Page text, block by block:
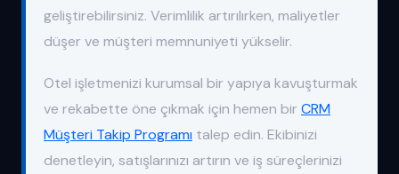
geliştirebilirsiniz. Verimlilik artırılırken, maliyetler
düşer ve müşteri memnuniyeti yükselir.
Otel işletmenizi kurumsal bir yapıya kavuşturmak
ve rekabette öne çıkmak için hemen bir CRM
Müşteri Takip Programı talep edin. Ekibinizi
denetleyin, satışlarınızı artırın ve iş süreçlerinizi